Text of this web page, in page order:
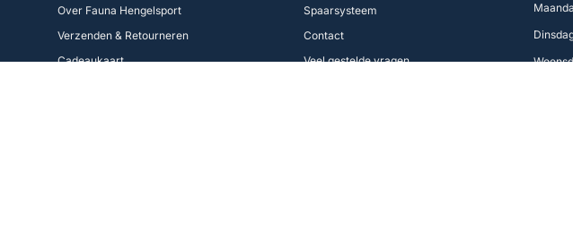
Over Fauna Hengelsport
Verzenden & Retourneren
Cadeaukaart
Spaarsysteem
Contact
Veel gestelde vragen